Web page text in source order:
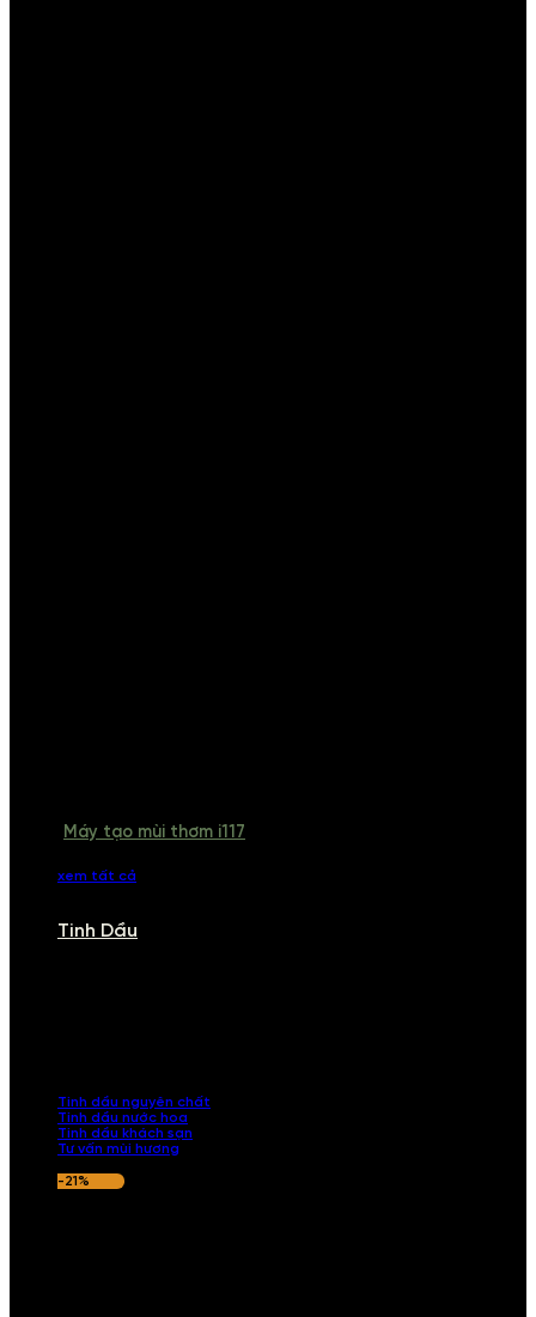
Máy tạo mùi thơm i117
xem tất cả
Tinh Dầu
Tinh dầu nguyên chất
Tinh dầu nước hoa
Tinh dầu khách sạn
Tư vấn mùi hương
-21%